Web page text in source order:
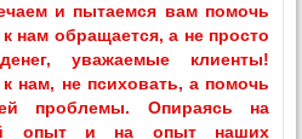
и пытаемся вам помочь
нам обращается, а не просто
уважаемые клиенты!
нам, не психовать, а помочь
проблемы. Опираясь на
опыт и на опыт наших